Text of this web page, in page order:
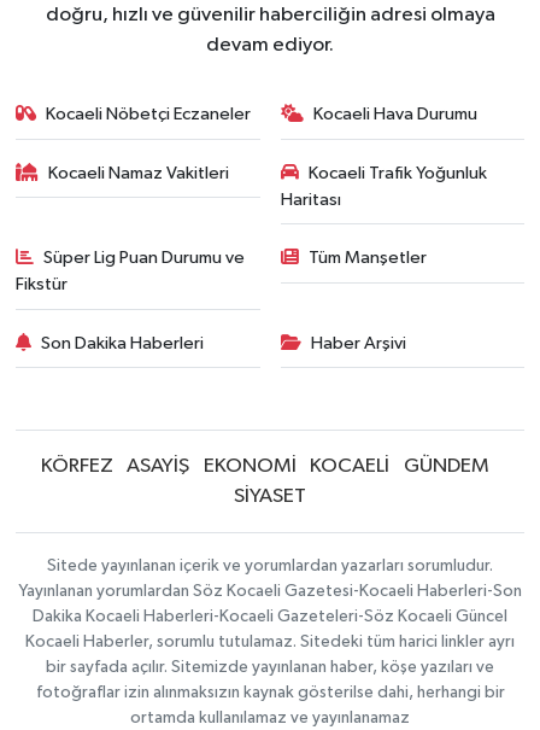
doğru, hızlı ve güvenilir haberciliğin adresi olmaya
devam ediyor.
Kocaeli Nöbetçi Eczaneler Kocaeli Hava Durumu
Kocaeli Namaz Vakitleri
Kocaeli Trafik Yoğunluk
Haritası
Süper Lig Puan Durumu ve
Fikstür
Tüm Manşetler
Son Dakika Haberleri Haber Arşivi
KÖRFEZ ASAYİŞ EKONOMİ KOCAELİ
GÜNDEM
SİYASET
Sitede yayınlanan içerik ve yorumlardan yazarları sorumludur.
Yayınlanan yorumlardan Söz Kocaeli Gazetesi-Kocaeli Haberleri-Son
Dakika Kocaeli Haberleri-Kocaeli Gazeteleri-Söz Kocaeli Güncel
Kocaeli Haberler, sorumlu tutulamaz. Sitedeki tüm harici linkler ayrı
bir sayfada açılır. Sitemizde yayınlanan haber, köşe yazıları ve
fotoğraflar izin alınmaksızın kaynak gösterilse dahi, herhangi bir
ortamda kullanılamaz ve yayınlanamaz